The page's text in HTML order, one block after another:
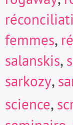
femmes,
salanskis,
sarkozy,
science,